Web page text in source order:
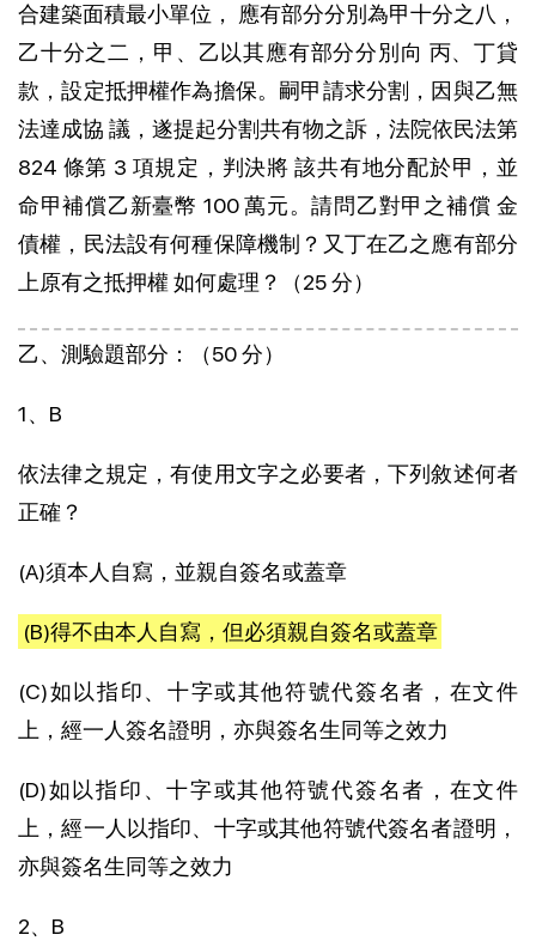
合建築面積最小單位， 應有部分分別為甲十分之八，
乙十分之二，甲、乙以其應有部分分別向 丙、丁貸
款，設定抵押權作為擔保。嗣甲請求分割，因與乙無
法達成協 議，遂提起分割共有物之訴，法院依民法第
824 條第 3 項規定，判決將 該共有地分配於甲，並
命甲補償乙新臺幣 100 萬元。請問乙對甲之補償 金
債權，民法設有何種保障機制？又丁在乙之應有部分
上原有之抵押權 如何處理？（25 分）
乙、測驗題部分：（50 分）
1、B
依法律之規定，有使用文字之必要者，下列敘述何者
正確？
(A)須本人自寫，並親自簽名或蓋章
(B)得不由本人自寫，但必須親自簽名或蓋章
(C)如以指印、十字或其他符號代簽名者，在文件
上，經一人簽名證明，亦與簽名生同等之效力
(D)如以指印、十字或其他符號代簽名者，在文件
上，經一人以指印、十字或其他符號代簽名者證明，
亦與簽名生同等之效力
2、B